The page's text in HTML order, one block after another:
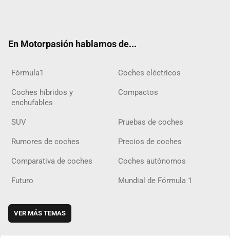
En Motorpasión hablamos de...
Fórmula1 Coches eléctricos
Coches híbridos y
enchufables
Compactos
SUV Pruebas de coches
Rumores de coches Precios de coches
Comparativa de coches Coches autónomos
Futuro Mundial de Fórmula 1
VER MÁS TEMAS